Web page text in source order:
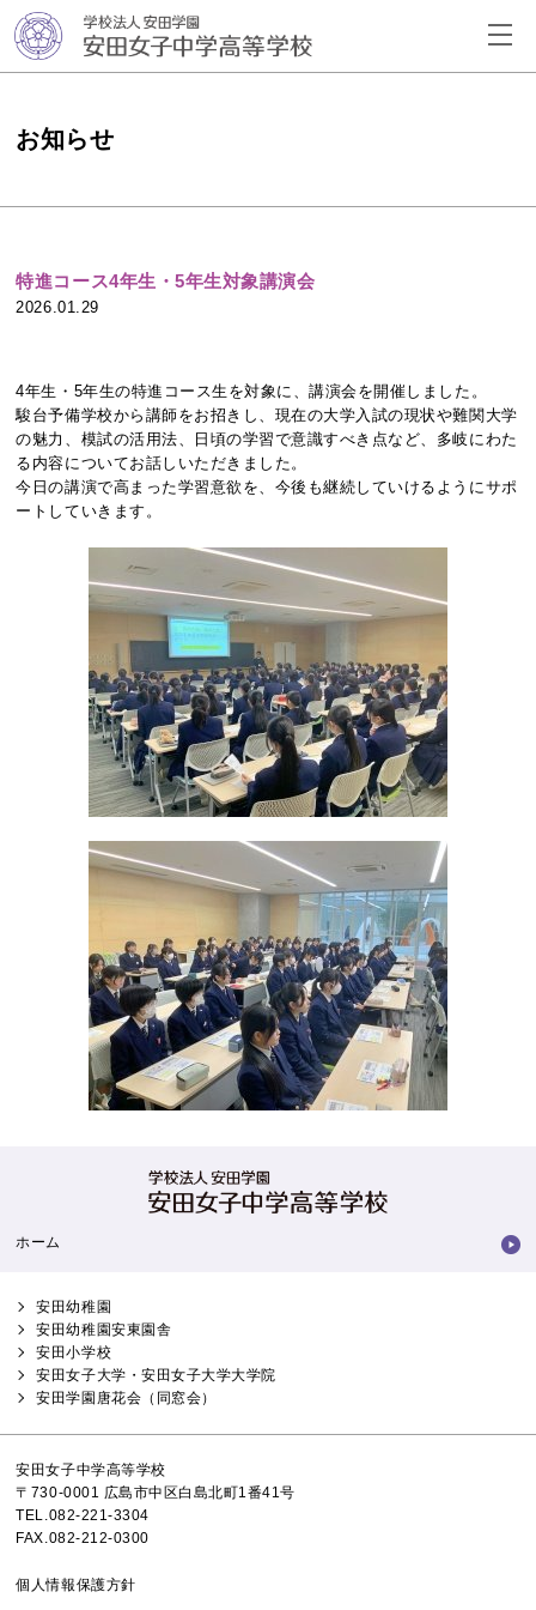
お知らせ
特進コース4年生・5年生対象講演会
2026.01.29
4年生・5年生の特進コース生を対象に、講演会を開催しました。
駿台予備学校から講師をお招きし、現在の大学入試の現状や難関大学
の魅力、模試の活用法、日頃の学習で意識すべき点など、多岐にわた
る内容についてお話しいただきました。
今日の講演で高まった学習意欲を、今後も継続していけるようにサポ
ートしていきます。
ホーム
安田幼稚園
安田幼稚園安東園舎
安田小学校
安田女子大学・安田女子大学大学院
安田学園唐花会（同窓会）
安田女子中学高等学校
〒730-0001 広島市中区白島北町1番41号
TEL.082-221-3304
FAX.082-212-0300
個人情報保護方針